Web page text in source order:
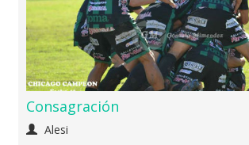
Consagración
Alesi